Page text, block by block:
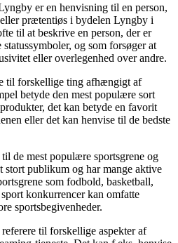
er en henvisning til en person,
prætentiøs i bydelen Lyngby i
til at beskrive en person, der er
og som forsøger at
eller overlegenhed over andre.
til forskellige ting afhængigt af
betyde den mest populære sort
det kan betyde en favorit
eller det kan henvise til de bedste
de mest populære sportsgrene og
publikum og har mange aktive
som fodbold, basketball,
konkurrencer kan omfatte
sportsbegivenheder.
til forskellige aspekter af